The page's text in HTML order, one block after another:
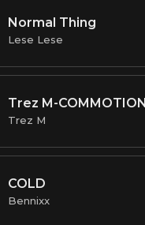
Normal Thing
Lese Lese
Trez M-COMMOTION
Trez M
COLD
Bennixx